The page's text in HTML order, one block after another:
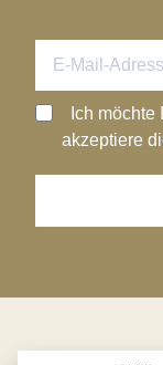
Ich
akzeptiere